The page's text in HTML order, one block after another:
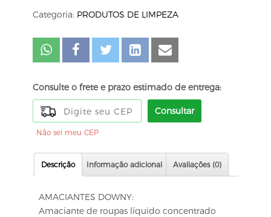
Categoria: PRODUTOS DE LIMPEZA
Consulte o frete e prazo estimado de entrega:
Consultar
Não sei meu CEP
Descrição Informação adicional Avaliações (0)
AMACIANTES DOWNY:
Amaciante de roupas líquido concentrado